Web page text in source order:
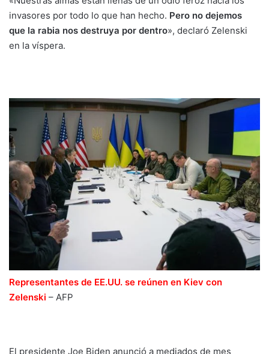
invasores por todo lo que han hecho. Pero no dejemos
que la rabia nos destruya por dentro», declaró Zelenski
en la víspera.
Representantes de EE.UU. se reúnen en Kiev con
Zelenski – AFP
El presidente Joe Biden anunció a mediados de mes